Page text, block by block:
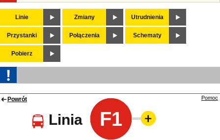
Linie Zmiany Utrudnienia
Przystanki Połączenia Schematy
Pobierz
Powrót
Linia F1
Pomoc